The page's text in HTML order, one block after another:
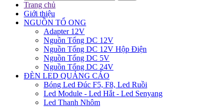
Trang chủ
Giới thiệu
NGUỒN TỔ ONG
Adapter 12V
Nguồn Tổng DC 12V
Nguồn Tổng DC 12V Hộp Điện
Nguồn Tổng DC 5V
Nguồn Tổng DC 24V
ĐÈN LED QUẢNG CÁO
Bóng Led Đúc F5, F8, Led Ruồi
Led Module - Led Hắt - Led Senyang
Led Thanh Nhôm